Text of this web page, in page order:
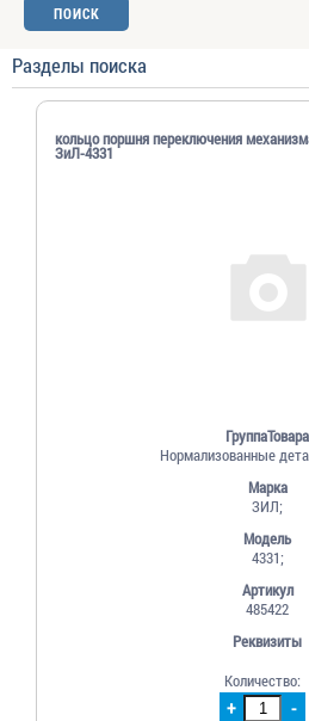
Разделы поиска
кольцо поршня переключения
ЗиЛ-4331
ГруппаТовара
Нормализованные
Марка
ЗИЛ;
Модель
4331;
Артикул
485422
Реквизиты
+ -
Количество: